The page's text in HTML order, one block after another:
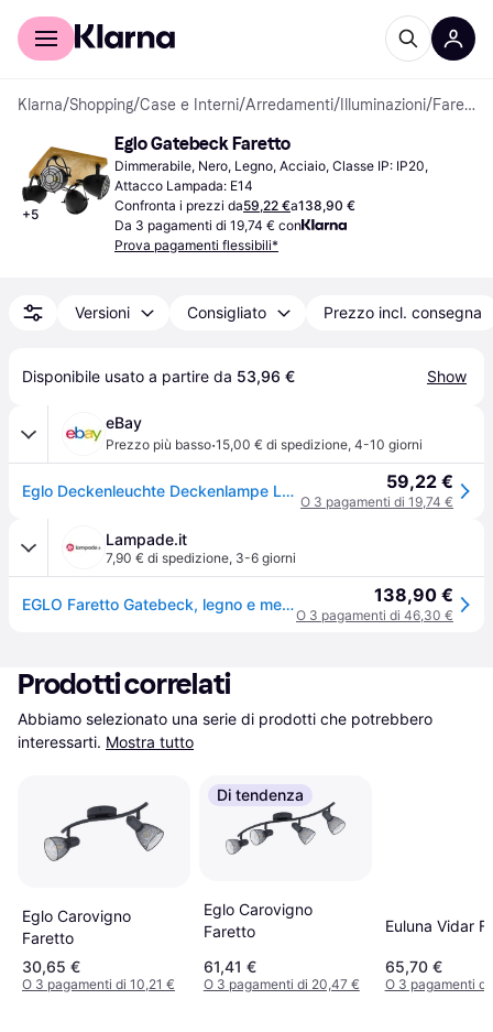
Per il tuo shopping
Klarna/Shopping/Case e Interni/Arredamenti/ Illuminazioni/ Faretti
+5
Eglo Gatebeck Faretto
Dimmerabile, Nero, Legno, Acciaio, Classe IP: IP20,
Attacco Lampada: E14
Confronta i prezzi da59,22 €a138,90 €
Da 3 pagamenti di 19,74 € con
Prova pagamenti flessibili*
Versioni Consigliato Prezzo incl. consegna
Disponibile usato a partire da 53,96 € Show
eBay
Prezzo più basso·15,00 € di spedizione, 4-10 giorni
Eglo Deckenleuchte Deckenlampe Legno Faretto Regolabile 4x E14 L 30 Cm 59,22 €
O 3 pagamenti di 19,74 €
Lampade.it
7,90 € di spedizione, 3-6 giorni
EGLO Faretto Gatebeck, legno e metallo, 4 luci dimmerabile, Nero, Soggiorno / Sala da pranzo, Legno, Faretto 138,90 €
O 3 pagamenti di 46,30 €
Prodotti correlati
Abbiamo selezionato una serie di prodotti che potrebbero
interessarti. Mostra tutto
Eglo Carovigno
Faretto
30,65 €
O 3 pagamenti di 10,21 €
Di tendenza
Eglo Carovigno
Faretto
61,41 €
O 3 pagamenti di 20,47 €
Euluna Vidar
65,70 €
O 3 pagamenti di